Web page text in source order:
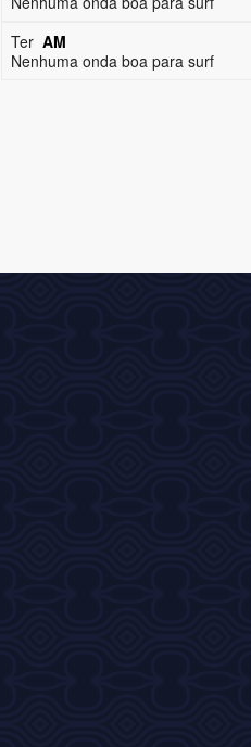
Ter AM
Nenhuma onda boa para surf